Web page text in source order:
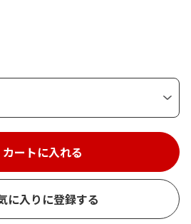
カートに入れる
に入りに登録する